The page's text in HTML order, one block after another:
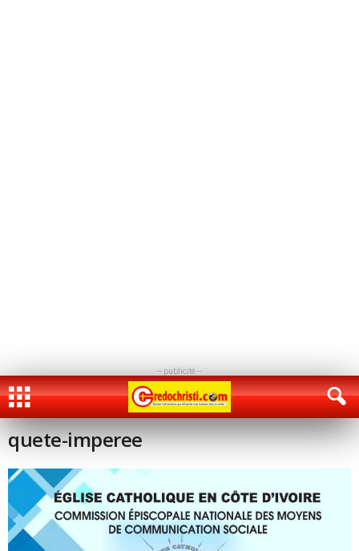
-- publicité --
quete-imperee